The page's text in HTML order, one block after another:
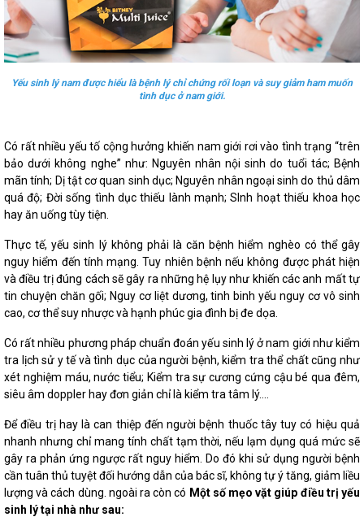
Yếu sinh lý nam được hiểu là bệnh lý chỉ chứng rối loạn và suy giảm ham muốn
tình dục ở nam giới.
Có rất nhiều yếu tố cộng hưởng khiến nam giới rơi vào tình trạng “trên
bảo dưới không nghe” như: Nguyên nhân nội sinh do tuổi tác; Bệnh
mãn tính; Dị tật cơ quan sinh dục; Nguyên nhân ngoại sinh do thủ dâm
quá độ; Đời sống tình dục thiếu lành mạnh; SInh hoạt thiếu khoa học
hay ăn uống tùy tiện.
Thực tế, yếu sinh lý không phải là căn bệnh hiểm nghèo có thể gây
nguy hiểm đến tính mạng. Tuy nhiên bệnh nếu không được phát hiện
và điều trị đúng cách sẽ gây ra những hệ lụy như khiến các anh mất tự
tin chuyện chăn gối; Nguy cơ liệt dương, tinh binh yếu nguy cơ vô sinh
cao, cơ thể suy nhược và hạnh phúc gia đình bị đe dọa.
Có rất nhiều phương pháp chuẩn đoán yếu sinh lý ở nam giới như kiểm
tra lịch sử y tế và tình dục của người bệnh, kiểm tra thể chất cũng như
xét nghiệm máu, nước tiểu; Kiểm tra sự cương cứng cậu bé qua đêm,
siêu âm doppler hay đơn giản chỉ là kiểm tra tâm lý....
Để điều trị hay là can thiệp đến người bệnh thuốc tây tuy có hiệu quả
nhanh nhưng chỉ mang tính chất tạm thời, nếu lạm dụng quá mức sẽ
gây ra phản ứng ngược rất nguy hiểm. Do đó khi sử dụng người bệnh
cần tuân thủ tuyệt đối hướng dẫn của bác sĩ, không tự ý tăng, giảm liều
lượng và cách dùng. ngoài ra còn có Một số mẹo vặt giúp điều trị yếu
sinh lý tại nhà như sau: